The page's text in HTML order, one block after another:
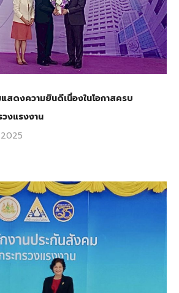
สดงความยินดีเนื่องในโอกาสครบ
งแรงงาน